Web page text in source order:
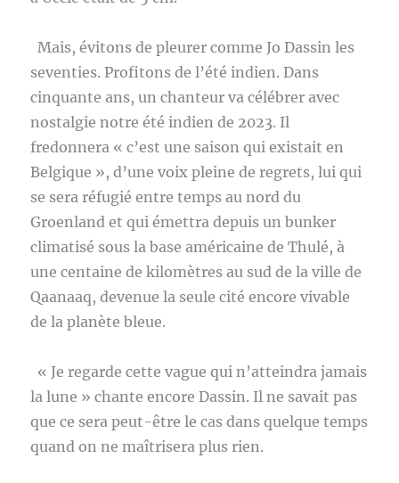
Mais, évitons de pleurer comme Jo Dassin les
seventies. Profitons de l’été indien. Dans
cinquante ans, un chanteur va célébrer avec
nostalgie notre été indien de 2023. Il
fredonnera « c’est une saison qui existait en
Belgique », d’une voix pleine de regrets, lui qui
se sera réfugié entre temps au nord du
Groenland et qui émettra depuis un bunker
climatisé sous la base américaine de Thulé, à
une centaine de kilomètres au sud de la ville de
Qaanaaq, devenue la seule cité encore vivable
de la planète bleue.
« Je regarde cette vague qui n’atteindra jamais
la lune » chante encore Dassin. Il ne savait pas
que ce sera peut-être le cas dans quelque temps
quand on ne maîtrisera plus rien.